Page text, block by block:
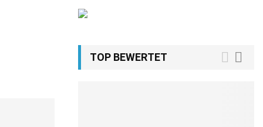
TOP BEWERTET